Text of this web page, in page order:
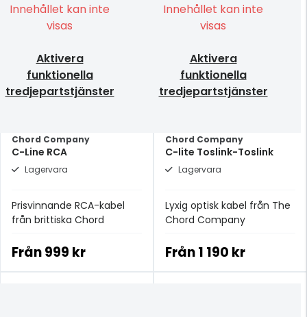
Innehållet kan inte
visas
Aktivera
funktionella
tredjepartstjänster
Chord Company
C-Line RCA
Lagervara
Prisvinnande RCA-kabel
från brittiska Chord
Från999 kr
Innehållet kan inte
visas
Aktivera
funktionella
tredjepartstjänster
Chord Company
C-lite Toslink-Toslink
Lagervara
Lyxig optisk kabel från The
Chord Company
Från1 190 kr